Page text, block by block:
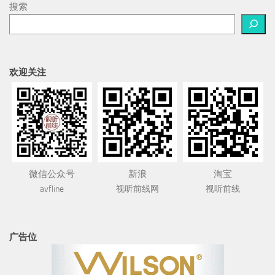
搜索
欢迎关注
微信公众号
avfline
新浪
视听前线网
淘宝
视听前线
广告位